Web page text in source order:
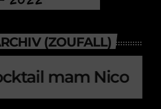
(ZOUFALL)
mam Nico